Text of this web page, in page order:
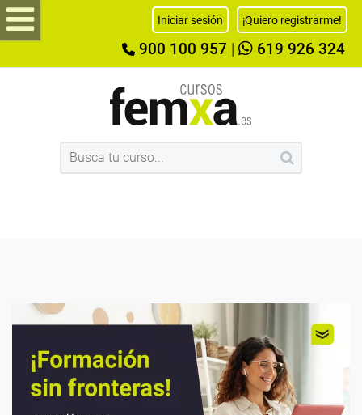
Iniciar sesión ¡Quiero registrarme!
900 100 957 619 926 324